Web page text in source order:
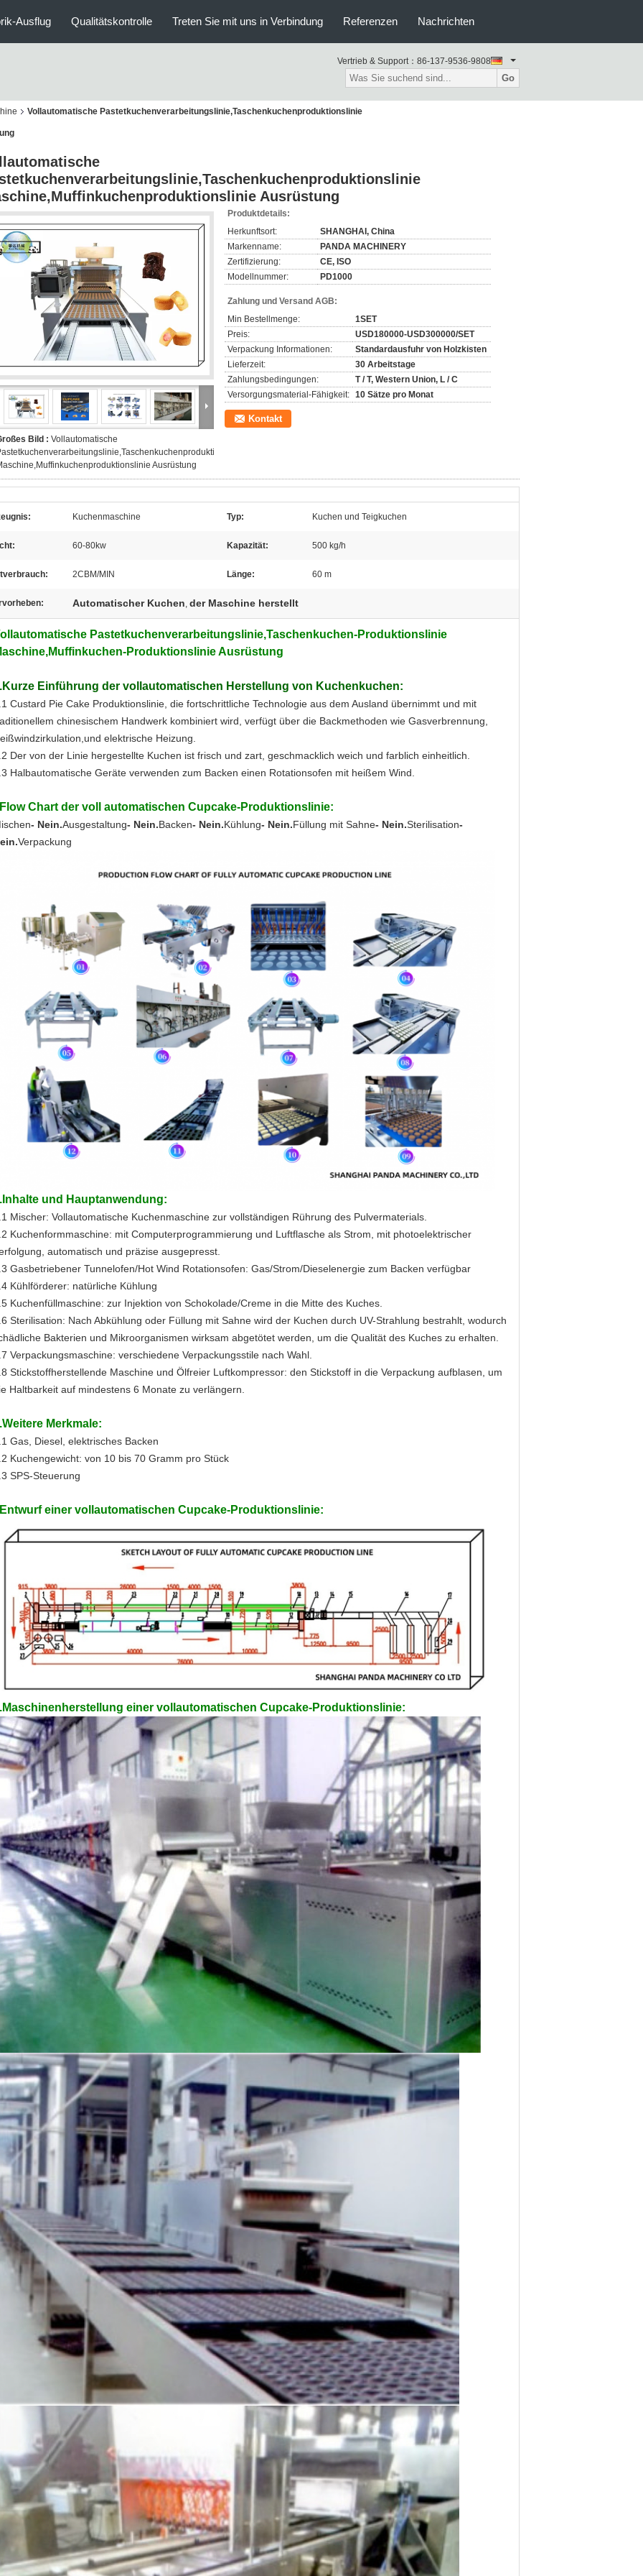
Hinterlass eine Nachricht
Wir rufen Sie bald zurück!
EINREICHUNGEN
Ausflug Qualitätskontrolle Treten Sie mit uns in Verbindung Referenzen Nachrichten
Vertrieb & Support： 86-137-9536-9808
Go
Vollautomatische Pastetkuchenverarbeitungslinie,Taschenkuchenproduktionslinie
Ausrüstung
Bild : Vollautomatische
Ausrüstung
Produktdetails:
Herkunftsort:
SHANGHAI, China
Markenname:
PANDA MACHINERY
Zertifizierung:
CE, ISO
Modellnummer:
PD1000
Zahlung und Versand AGB:
Min Bestellmenge:
1SET
Preis:
USD180000-USD300000/SET
Verpackung Informationen:
Standardausfuhr von Holzkisten
Lieferzeit:
30 Arbeitstage
Zahlungsbedingungen:
T / T, Western Union, L / C
Versorgungsmaterial-Fähigkeit: 10 Sätze pro Monat
Kontakt
Kuchenmaschine Typ: Kuchen und Teigkuchen
60-80kw Kapazität: 500 kg/h
2CBM/MIN Länge: 60 m
Automatischer Kuchen, der Maschine herstellt
Pastetkuchenverarbeitungslinie,Taschenkuchen-Produktionslinie
Produktionslinie Ausrüstung
Einführung der vollautomatischen Herstellung von Kuchenkuchen:
Custard Pie Cake Produktionslinie, die fortschrittliche Technologie aus dem Ausland übernimmt und mit
chinesischem Handwerk kombiniert wird, verfügt über die Backmethoden wie Gasverbrennung,
elektrische Heizung.
Der von der Linie hergestellte Kuchen ist frisch und zart, geschmacklich weich und farblich einheitlich.
Halbautomatische Geräte verwenden zum Backen einen Rotationsofen mit heißem Wind.
Chart der voll automatischen Cupcake-Produktionslinie:
- Nein.Ausgestaltung- Nein.Backen- Nein.Kühlung- Nein.Füllung mit Sahne- Nein.Sterilisation-
Verpackung
und Hauptanwendung:
Mischer: Vollautomatische Kuchenmaschine zur vollständigen Rührung des Pulvermaterials.
Kuchenformmaschine: mit Computerprogrammierung und Luftflasche als Strom, mit photoelektrischer
automatisch und präzise ausgepresst.
Gasbetriebener Tunnelofen/Hot Wind Rotationsofen: Gas/Strom/Dieselenergie zum Backen verfügbar
Kühlförderer: natürliche Kühlung
Kuchenfüllmaschine: zur Injektion von Schokolade/Creme in die Mitte des Kuches.
Sterilisation: Nach Abkühlung oder Füllung mit Sahne wird der Kuchen durch UV-Strahlung bestrahlt, wodurch
Bakterien und Mikroorganismen wirksam abgetötet werden, um die Qualität des Kuches zu erhalten.
Verpackungsmaschine: verschiedene Verpackungsstile nach Wahl.
Stickstoffherstellende Maschine und Ölfreier Luftkompressor: den Stickstoff in die Verpackung aufblasen, um
Haltbarkeit auf mindestens 6 Monate zu verlängern.
Merkmale:
Gas, Diesel, elektrisches Backen
Kuchengewicht: von 10 bis 70 Gramm pro Stück
SPS-Steuerung
einer vollautomatischen Cupcake-Produktionslinie:
einer vollautomatischen Cupcake-Produktionslinie: